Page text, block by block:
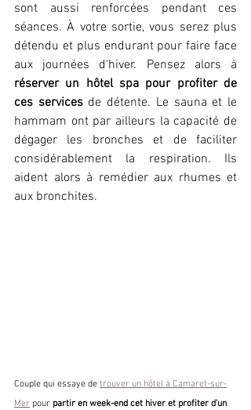
sont aussi renforcées pendant ces
séances. À votre sortie, vous serez plus
détendu et plus endurant pour faire face
aux journées d'hiver. Pensez alors à
réserver un hôtel spa pour profiter de
ces services de détente. Le sauna et le
hammam ont par ailleurs la capacité de
dégager les bronches et de faciliter
considérablement la respiration. Ils
aident alors à remédier aux rhumes et
aux bronchites.
Couple qui essaye de trouver un hôtel à Camaret-sur-
Mer pour partir en week-end cet hiver et profiter d'un